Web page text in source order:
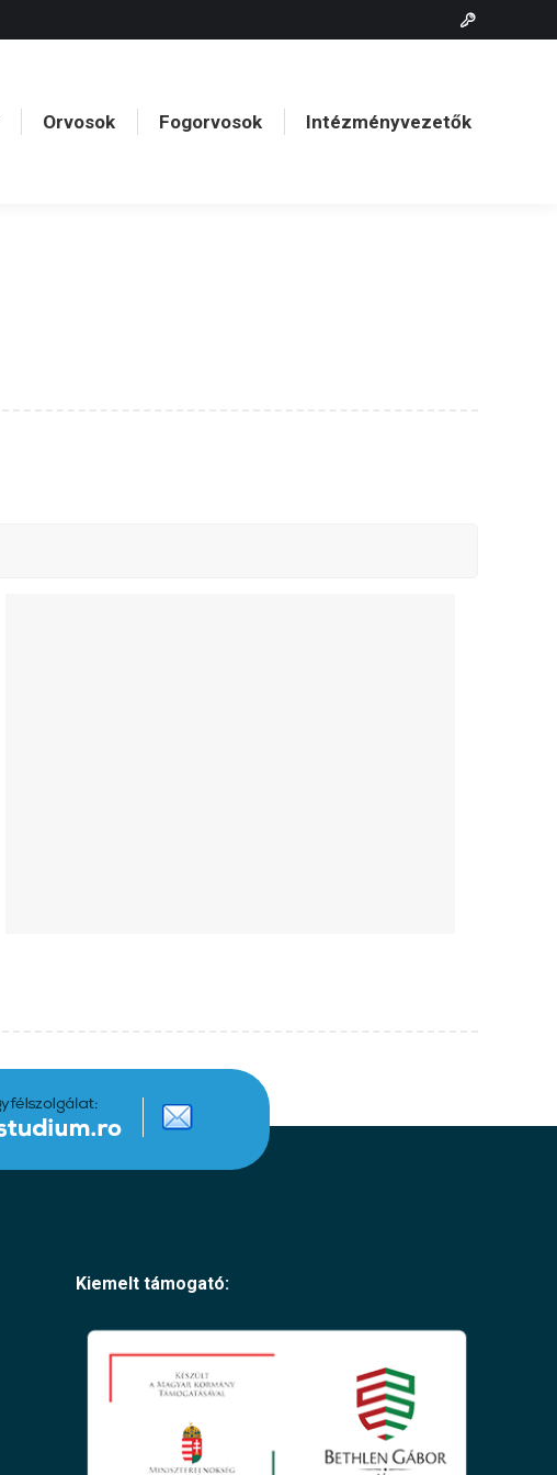
Orvosok Fogorvosok Intézményvezetők
Kiemelt támogató:
Orvosok Fogorvosok Intézményvezetők